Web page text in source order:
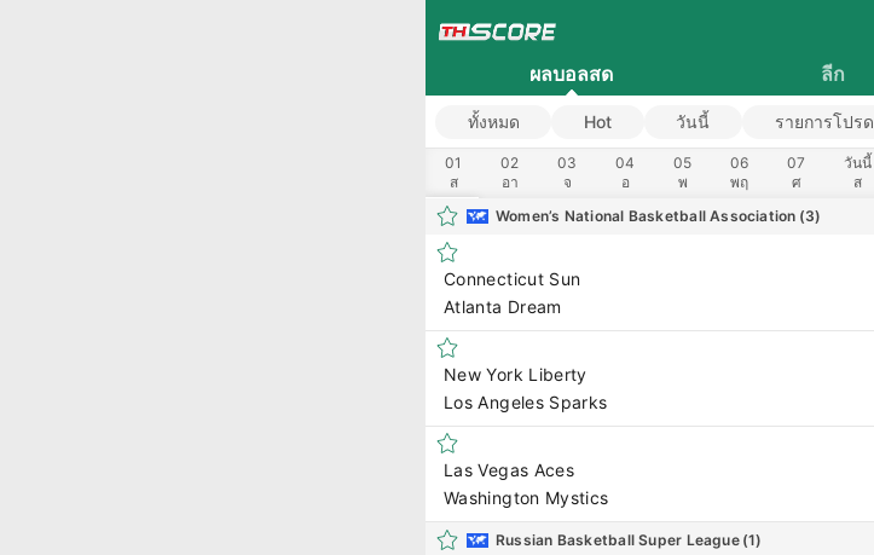
ผลบอลสด ลีก
ทั้งหมด Hot วันนี้ รายการโปรด
01
ส
02
อา
03
จ
04
อ
05
พ
06
พฤ
07
ศ
วันนี้
ส
14
ศ
15
Women’s National Basketball Association (3)
Connecticut Sun
Atlanta Dream
New York Liberty
Los Angeles Sparks
Las Vegas Aces
Washington Mystics
Russian Basketball Super League (1)